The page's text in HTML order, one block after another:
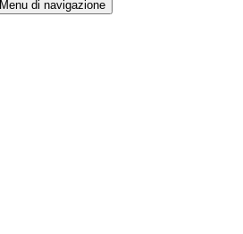
Menu di navigazione